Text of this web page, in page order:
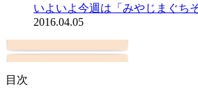
いよいよ今週は「みやじまぐち
2016.04.05
目次